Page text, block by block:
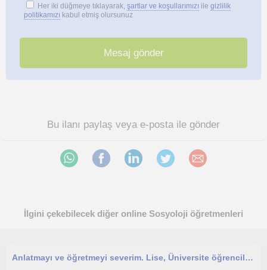
Her iki düğmeye tıklayarak, şartlar ve koşullarımızı ile gizlilik
politikamızı kabul etmiş olursunuz
Bu ilanı paylaş veya e-posta ile gönder
İlgini çekebilecek diğer online Sosyoloji öğretmenleri
Anlatmayı ve öğretmeyi severim. Lise, Üniversite öğrencilerine yönelik.